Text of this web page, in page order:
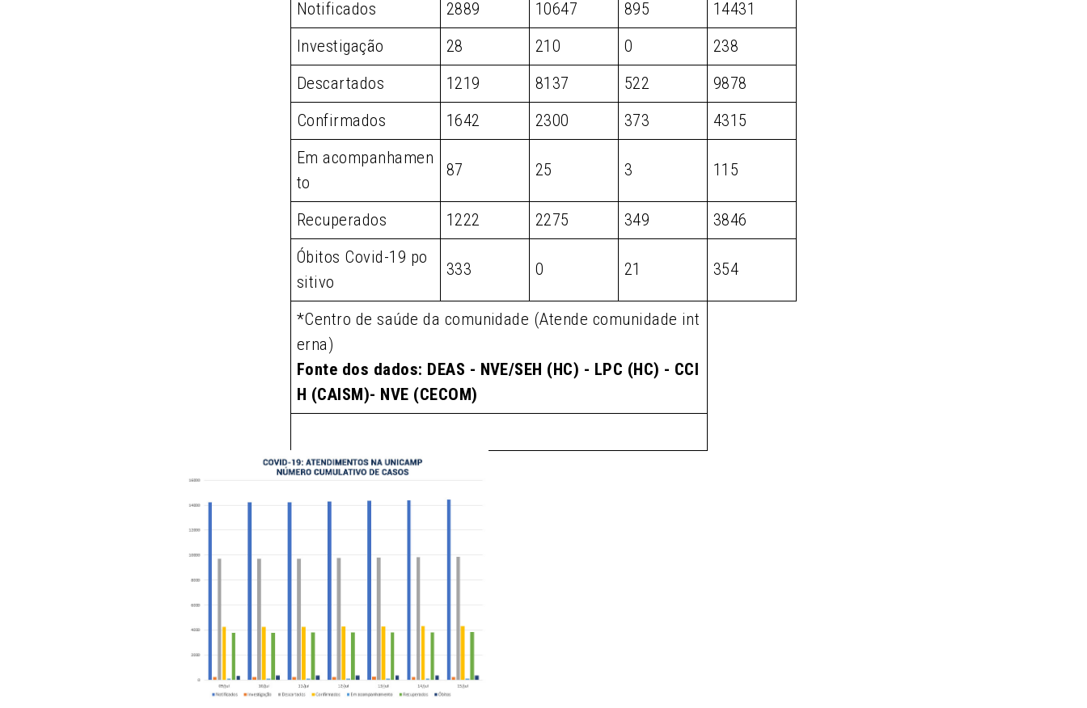
Notificados 2889 10647 895
14431
Investigação
28 210 0
238
Descartados
1219 8137 522
9878
Confirmados
1642 2300 373
4315
Em acompanhamen
to
87 25 3 115
Recuperados 1222 2275 349
3846
Óbitos Covid-19 po
sitivo
333 0 21 354
*Centro de saúde da comunidade (Atende comunidade int
erna)
Fonte dos dados: DEAS - NVE/SEH (HC) - LPC (HC) - CCI
H (CAISM)- NVE (CECOM)